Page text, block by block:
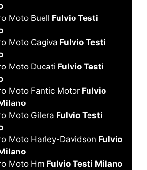
Moto Buell Fulvio Testi
Moto Cagiva Fulvio Testi
Moto Ducati Fulvio Testi
Moto Fantic Motor Fulvio
Moto Gilera Fulvio Testi
Moto Harley-Davidson Fulvio
Moto Hm Fulvio Testi Milano